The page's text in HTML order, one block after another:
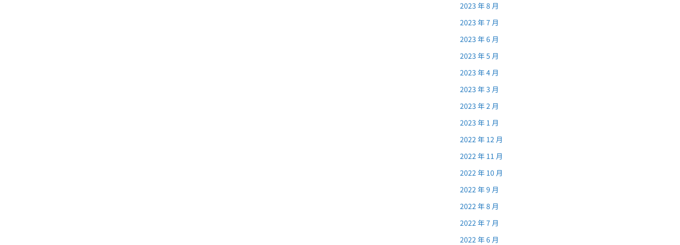
2023 年 8 月
2023 年 7 月
2023 年 6 月
2023 年 5 月
2023 年 4 月
2023 年 3 月
2023 年 2 月
2023 年 1 月
2022 年 12 月
2022 年 11 月
2022 年 10 月
2022 年 9 月
2022 年 8 月
2022 年 7 月
2022 年 6 月